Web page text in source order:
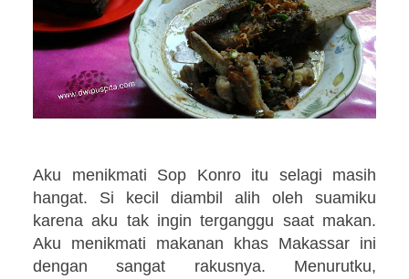
Aku menikmati Sop Konro itu selagi masih
hangat. Si kecil diambil alih oleh suamiku
karena aku tak ingin terganggu saat makan.
Aku menikmati makanan khas Makassar ini
dengan sangat rakusnya. Menurutku,